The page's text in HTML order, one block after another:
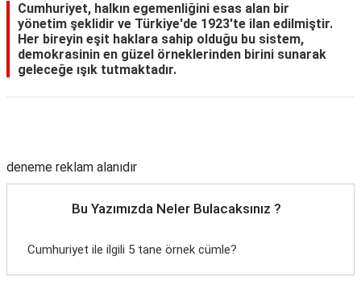
Cumhuriyet, halkın egemenliğini esas alan bir
yönetim şeklidir ve Türkiye'de 1923'te ilan edilmiştir.
Her bireyin eşit haklara sahip olduğu bu sistem,
demokrasinin en güzel örneklerinden birini sunarak
geleceğe ışık tutmaktadır.
deneme reklam alanıdır
Bu Yazımızda Neler Bulacaksınız ?
Cumhuriyet ile ilgili 5 tane örnek cümle?